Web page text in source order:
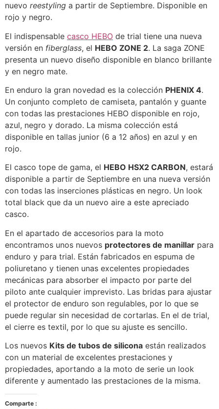
nuevo reestyling a partir de Septiembre. Disponible en
rojo y negro.
El indispensable casco HEBO de trial tiene una nueva
versión en fiberglass, el HEBO ZONE 2. La saga ZONE
presenta un nuevo diseño disponible en blanco brillante
y en negro mate.
En enduro la gran novedad es la colección PHENIX 4.
Un conjunto completo de camiseta, pantalón y guante
con todas las prestaciones HEBO disponible en rojo,
azul, negro y dorado. La misma colección está
disponible en tallas junior (6 a 12 años) en azul y en
rojo.
El casco tope de gama, el HEBO HSX2 CARBON, estará
disponible a partir de Septiembre en una nueva versión
con todas las inserciones plásticas en negro. Un look
total black que da un nuevo aire a este apreciado
casco.
En el apartado de accesorios para la moto
encontramos unos nuevos protectores de manillar para
enduro y para trial. Están fabricados en espuma de
poliuretano y tienen unas excelentes propiedades
mecánicas para absorber el impacto por parte del
piloto ante cualquier imprevisto. Las bridas para ajustar
el protector de enduro son regulables, por lo que se
puede regular sin necesidad de cortarlas. En el de trial,
el cierre es textil, por lo que su ajuste es sencillo.
Los nuevos Kits de tubos de silicona están realizados
con un material de excelentes prestaciones y
propiedades, aportando a la moto de serie un look
diferente y aumentado las prestaciones de la misma.
Comparte :